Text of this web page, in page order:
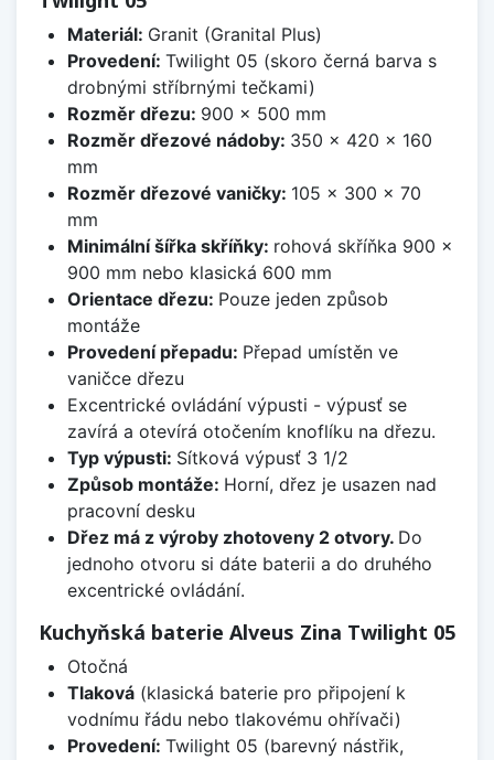
Materiál: Granit (Granital Plus)
Provedení: Twilight 05 (skoro černá barva s
drobnými stříbrnými tečkami)
Rozměr dřezu: 900 x 500 mm
Rozměr dřezové nádoby: 350 x 420 x 160
mm
Rozměr dřezové vaničky: 105 x 300 x 70
mm
Minimální šířka skříňky: rohová skříňka 900 x
900 mm nebo klasická 600 mm
Orientace dřezu: Pouze jeden způsob
montáže
Provedení přepadu: Přepad umístěn ve
vaničce dřezu
Excentrické ovládání výpusti - výpusť se
zavírá a otevírá otočením knoflíku na dřezu.
Typ výpusti: Sítková výpusť 3 1/2
Způsob montáže: Horní, dřez je usazen nad
pracovní desku
Dřez má z výroby zhotoveny 2 otvory. Do
jednoho otvoru si dáte baterii a do druhého
excentrické ovládání.
Kuchyňská baterie Alveus Zina Twilight 05
Otočná
Tlaková(klasická baterie pro připojení k
vodnímu řádu nebo tlakovému ohřívači)
Provedení: Twilight 05 (barevný nástřik,